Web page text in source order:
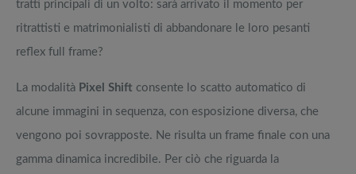
tratti principali di un volto: sarà arrivato il momento per
ritrattisti e matrimonialisti di abbandonare le loro pesanti
reflex full frame?
La modalità Pixel Shift consente lo scatto automatico di
alcune immagini in sequenza, con esposizione diversa, che
vengono poi sovrapposte. Ne risulta un frame finale con una
gamma dinamica incredibile. Per ciò che riguarda la